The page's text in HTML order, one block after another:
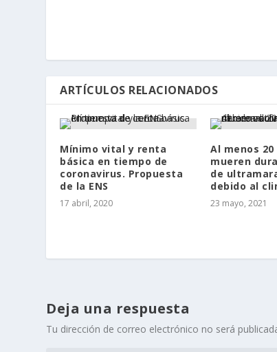
ARTÍCULOS RELACIONADOS
Mínimo vital y renta
básica en tiempo de
coronavirus. Propuesta
de la ENS
17 abril, 2020
Al menos
mueren
de
debido al
23 mayo, 2021
Deja una respuesta
Tu dirección de correo electrónico no será